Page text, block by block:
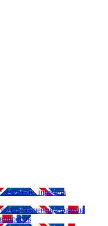
значение, правила
on: значения, правила